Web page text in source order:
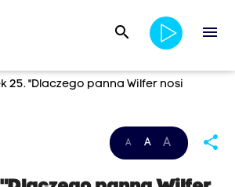
search menu
25. "Dlaczego panna Wilfer nosi
A A A share